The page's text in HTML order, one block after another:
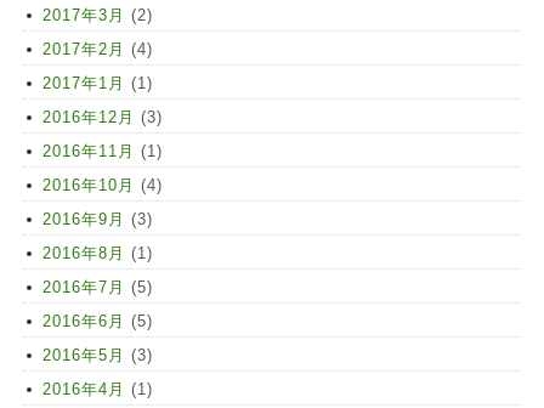
2017年3月 (2)
2017年2月 (4)
2017年1月 (1)
2016年12月 (3)
2016年11月 (1)
2016年10月 (4)
2016年9月 (3)
2016年8月 (1)
2016年7月 (5)
2016年6月 (5)
2016年5月 (3)
2016年4月 (1)